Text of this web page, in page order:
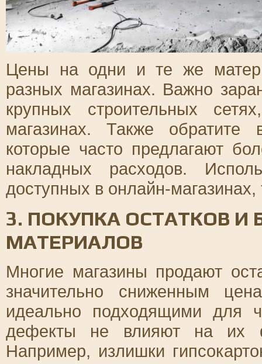
Цены на одни и те же
разных магазинах. Важно
крупных строительных
магазинах. Также обратите
которые часто предлагают
накладных расходов.
доступных в онлайн-
3. ПОКУПКА ОСТАТКОВ И
МАТЕРИАЛОВ
Многие магазины продают
значительно сниженным
идеально подходящими для
дефекты не влияют на их
Например, излишки